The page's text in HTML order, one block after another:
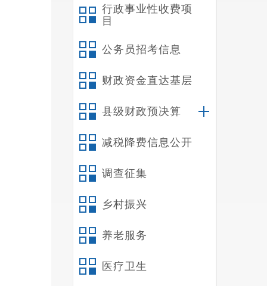
行政事业性收费项
目
公务员招考信息
财政资金直达基层
县级财政预决算
减税降费信息公开
调查征集
乡村振兴
养老服务
医疗卫生